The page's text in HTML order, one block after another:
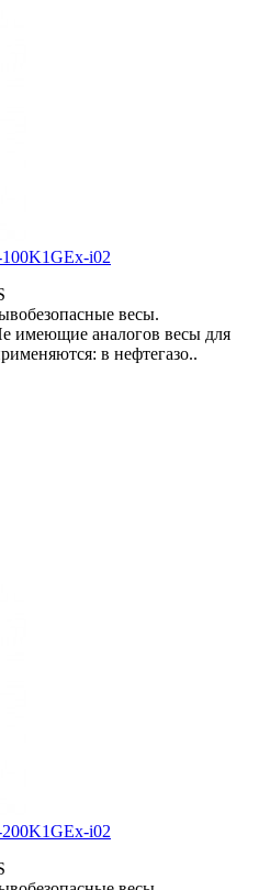
i02
весы.
имеющие аналогов весы для
в нефтегазо..
i02